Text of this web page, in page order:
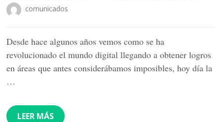
comunicados
Desde hace algunos años vemos como se ha
revolucionado el mundo digital llegando a obtener logros
en áreas que antes considerábamos imposibles, hoy día la
…
LEER MÁS